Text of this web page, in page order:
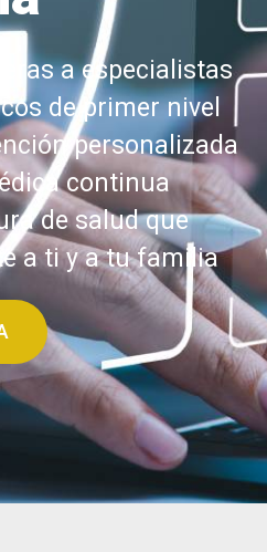
a especialistas
de primer nivel
personalizada
continua
de salud que
a ti y a tu familia